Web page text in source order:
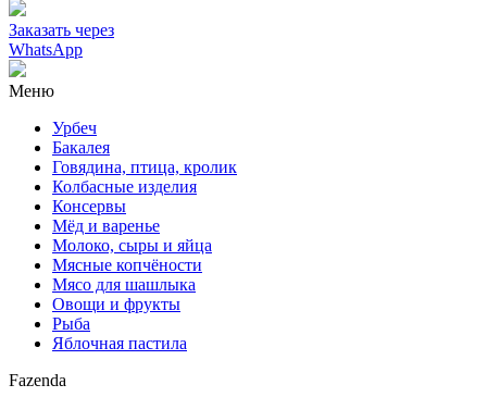
Заказать через
WhatsApp
Меню
Урбеч
Бакалея
Говядина, птица, кролик
Колбасные изделия
Консервы
Мёд и варенье
Молоко, сыры и яйца
Мясные копчёности
Мясо для шашлыка
Овощи и фрукты
Рыба
Яблочная пастила
Fazenda